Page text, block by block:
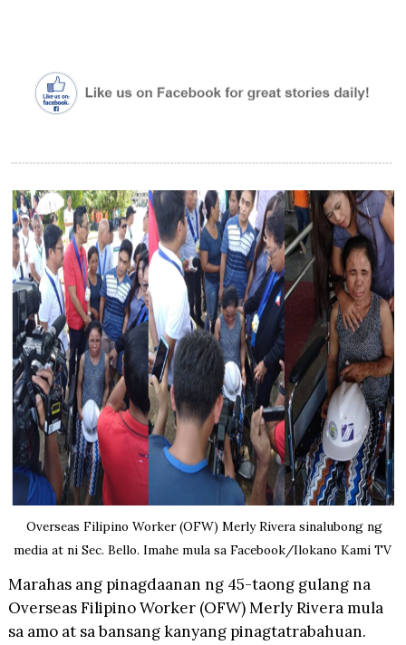
Overseas Filipino Worker (OFW) Merly Rivera sinalubong ng
media at ni Sec. Bello. Imahe mula sa Facebook/Ilokano Kami TV
Marahas ang pinagdaanan ng 45-taong gulang na
Overseas Filipino Worker (OFW) Merly Rivera mula
sa amo at sa bansang kanyang pinagtatrabahuan.